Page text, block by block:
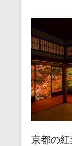
b
o
o
k
京都の